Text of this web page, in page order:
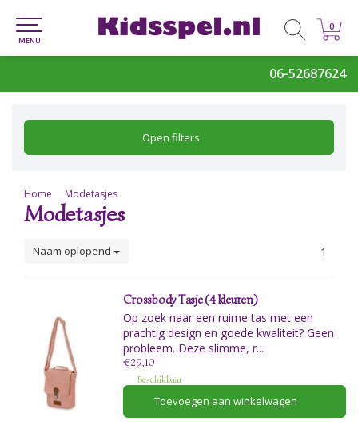
06-52687624
0
0
MENU
Open filters
Home Modetasjes
Modetasjes
Naam oplopend 1
Crossbody Tasje (4 kleuren)
Op zoek naar een ruime tas met een
prachtig design en goede kwaliteit? Geen
probleem. Deze slimme, r...
€29,10
Beschikbaar
Toevoegen aan winkelwagen